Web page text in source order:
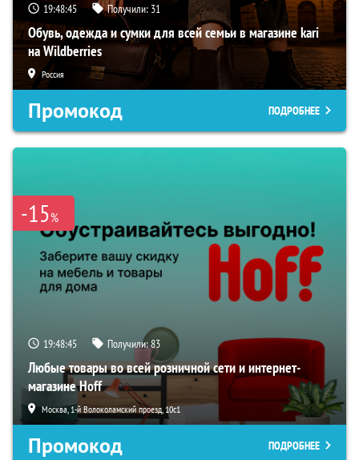
19:48:44 Получили: 31
Обувь, одежда и сумки для всей семьи в магазине kari
на Wildberries
Россия
Промокод ПОДРОБНЕЕ
-15%
19:48:44 Получили:83
Любые товары во всей розничной сети и интернет-
магазине Hoff
Москва, 1-й Волоколамский проезд, 10с1
Промокод ПОДРОБНЕЕ